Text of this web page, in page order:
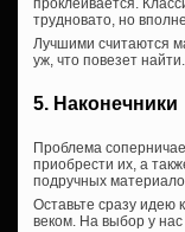
трудновато, но
Лучшими считаются
уж, что повезет найти.
5. Наконечники
Проблема
приобрести их, а
подручных
Оставьте сразу идею
веком. На выбор у